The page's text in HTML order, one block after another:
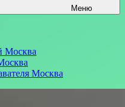
Меню
Москва
Москва